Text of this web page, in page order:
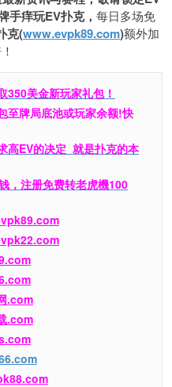
手痒玩EV扑克， 每日多场免
克(www.evpk89.com)额外加
350美金新玩家礼包！
至牌局底池或玩家余额!快
高EV的决定 就是扑克的本
，注册免费转老虎機100
.com
.com